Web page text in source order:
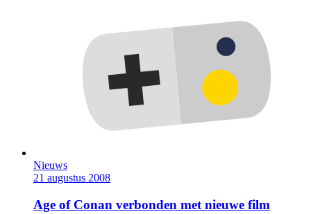
Nieuws
21 augustus 2008
Age of Conan verbonden met nieuwe film